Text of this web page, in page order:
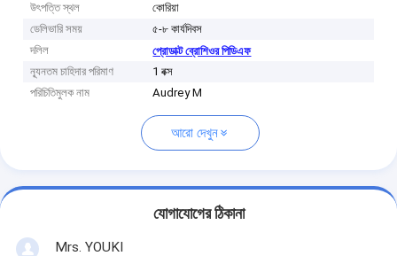
উৎপত্তি স্থল
কোরিয়া
ডেলিভারি সময়
৫-৮ কার্যদিবস
দলিল
প্রোডাক্ট ব্রোশিওর পিডিএফ
ন্যূনতম চাহিদার পরিমাণ
1 বক্স
পরিচিতিমুলক নাম
Audrey M
আরো দেখুন
যোগাযোগের ঠিকানা
Mrs. YOUKI